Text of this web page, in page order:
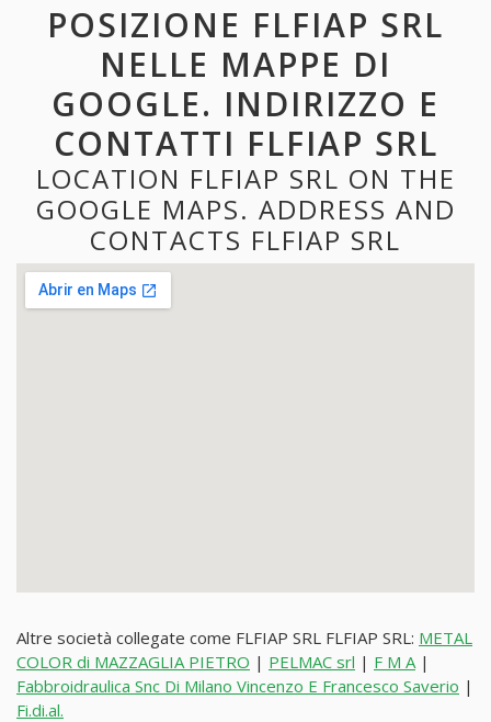
POSIZIONE FLFIAP SRL
NELLE MAPPE DI
GOOGLE. INDIRIZZO E
CONTATTI FLFIAP SRL
LOCATION FLFIAP SRL ON THE
GOOGLE MAPS. ADDRESS AND
CONTACTS FLFIAP SRL
Altre società collegate come FLFIAP SRL FLFIAP SRL: METAL
COLOR di MAZZAGLIA PIETRO | PELMAC srl | F M A |
Fabbroidraulica Snc Di Milano Vincenzo E Francesco Saverio |
Fi.di.al.